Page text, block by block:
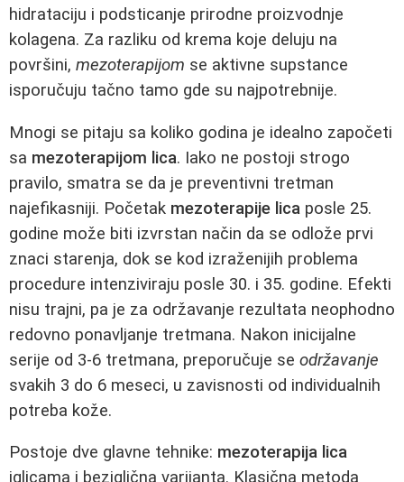
hidrataciju i podsticanje prirodne proizvodnje
kolagena. Za razliku od krema koje deluju na
površini, mezoterapijom se aktivne supstance
isporučuju tačno tamo gde su najpotrebnije.
Mnogi se pitaju sa koliko godina je idealno započeti
sa mezoterapijom lica. Iako ne postoji strogo
pravilo, smatra se da je preventivni tretman
najefikasniji. Početak mezoterapije lica posle 25.
godine može biti izvrstan način da se odlože prvi
znaci starenja, dok se kod izraženijih problema
procedure intenziviraju posle 30. i 35. godine. Efekti
nisu trajni, pa je za održavanje rezultata neophodno
redovno ponavljanje tretmana. Nakon inicijalne
serije od 3-6 tretmana, preporučuje se održavanje
svakih 3 do 6 meseci, u zavisnosti od individualnih
potreba kože.
Postoje dve glavne tehnike: mezoterapija lica
iglicama i beziglična varijanta. Klasična metoda